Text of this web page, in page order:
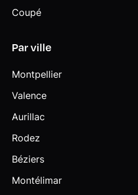
Coupé
Par ville
Montpellier
Valence
Aurillac
Rodez
Béziers
Montélimar